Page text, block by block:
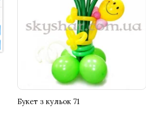
Букет з кульок 71